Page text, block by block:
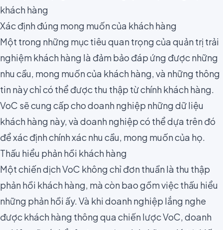
khách hàng
Xác định đúng mong muốn của khách hàng
Một trong những mục tiêu quan trọng của quản trị trải
nghiệm khách hàng là đảm bảo đáp ứng được những
nhu cầu, mong muốn của khách hàng, và những thông
tin này chỉ có thể được thu thập từ chính khách hàng.
VoC sẽ cung cấp cho doanh nghiệp những dữ liệu
khách hàng này, và doanh nghiệp có thể dựa trên đó
để xác định chính xác nhu cầu, mong muốn của họ.
Thấu hiểu phản hồi khách hàng
Một chiến dịch VoC không chỉ đơn thuần là thu thập
phản hồi khách hàng, mà còn bao gồm việc thấu hiểu
những phản hồi ấy. Và khi doanh nghiệp lắng nghe
được khách hàng thông qua chiến lược VoC, doanh